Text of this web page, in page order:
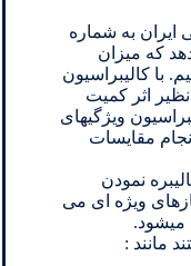
ایران به شماره
که میزان
با کالیبراسیون
اثر کمیت
ویژگیهای
مقایسات
نمودن
ویژه ای می
میشود.
مانند :